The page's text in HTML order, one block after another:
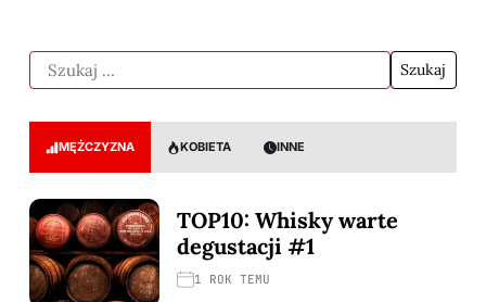
MĘŻCZYZNA KOBIETA INNE
TOP10: Whisky warte
degustacji #1
1 ROK TEMU